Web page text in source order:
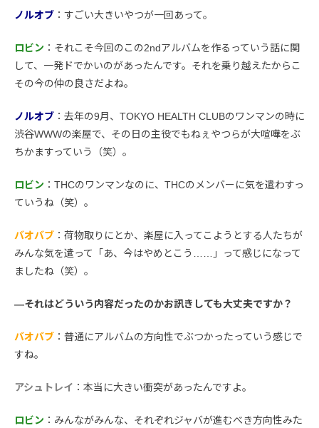
ノルオブ ：すごい大きいやつが一回あって。
ロビン ：それこそ今回のこの2ndアルバムを作るっていう話に関
して、一発ドでかいのがあったんです。それを乗り越えたからこ
その今の仲の良さだよね。
ノルオブ ：去年の9月、TOKYO HEALTH CLUBのワンマンの時に
渋谷WWWの楽屋で、その日の主役でもねぇやつらが大喧嘩をぶ
ちかますっていう（笑）。
ロビン ：THCのワンマンなのに、THCのメンバーに気を遣わすっ
ていうね（笑）。
バオバブ ：荷物取りにとか、楽屋に入ってこようとする人たちが
みんな気を遣って「あ、今はやめとこう……」って感じになって
ましたね（笑）。
―それはどういう内容だったのかお訊きしても大丈夫ですか？
バオバブ ：普通にアルバムの方向性でぶつかったっていう感じで
すね。
アシュトレイ ：本当に大きい衝突があったんですよ。
ロビン ：みんながみんな、それぞれジャバが進むべき方向性みた